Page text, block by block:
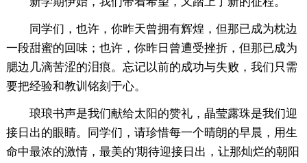
同学们，也许，你昨天曾拥有辉煌，但那已成为枕边
一段甜蜜的回味；也许，你昨日曾遭受挫折，但那已成为
腮边几滴苦涩的泪痕。忘记以前的成功与失败，我们只需
要把经验和教训铭刻于心。
琅琅书声是我们献给太阳的赞礼，晶莹露珠是我们迎
接日出的眼睛。同学们，请珍惜每一个晴朗的早晨，用生
命中最浓的激情，最美的'期待迎接日出，让那灿烂的朝阳